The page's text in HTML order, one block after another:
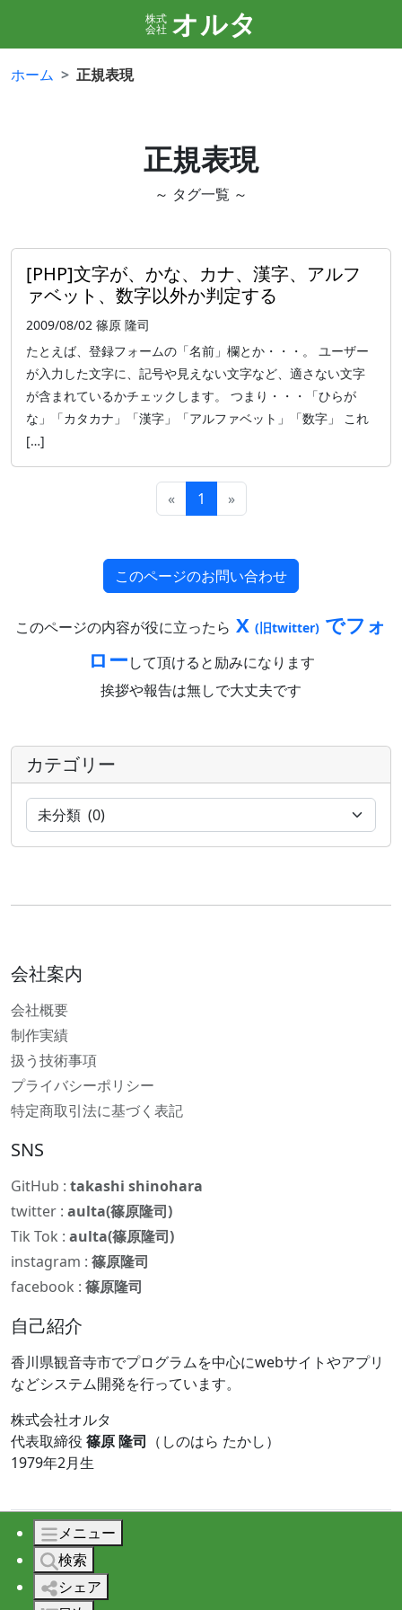
株式
会社 オルタ
ホーム 正規表現
正規表現
～ タグ一覧 ～
[PHP]文字が、かな、カナ、漢字、アルフ
ァベット、数字以外か判定する
2009/08/02 篠原 隆司
たとえば、登録フォームの「名前」欄とか・・・。 ユーザー
が入力した文字に、記号や見えない文字など、適さない文字
が含まれているかチェックします。 つまり・・・「ひらが
な」「カタカナ」「漢字」「アルファベット」「数字」 これ
[…]
« 1 »
このページのお問い合わせ
このページの内容が役に立ったら X (旧twitter) でフォ
ローして頂けると励みになります
挨拶や報告は無しで大丈夫です
カテゴリー
会社案内
会社概要
制作実績
扱う技術事項
プライバシーポリシー
特定商取引法に基づく表記
SNS
GitHub : takashi shinohara
twitter : aulta(篠原隆司)
Tik Tok : aulta(篠原隆司)
instagram : 篠原隆司
facebook : 篠原隆司
自己紹介
香川県観音寺市でプログラムを中心にwebサイトやアプリ
などシステム開発を行っています。
株式会社オルタ
代表取締役 篠原 隆司 （しのはら たかし）
1979年2月生
© 2026 株式会社オルタ All rights reserved.
メニュー
検索
シェア